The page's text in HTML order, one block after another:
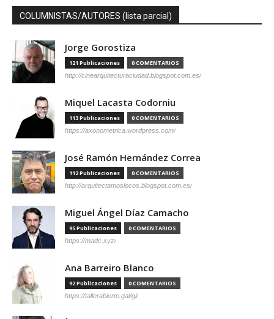
COLUMNISTAS/AUTORES (lista parcial)
Jorge Gorostiza
121 Publicaciones 0 COMENTARIOS
http://cinearquitecturaciudad.blogspot.com.es/
Miquel Lacasta Codorniu
113 Publicaciones 0 COMENTARIOS
https://axonometrica.wordpress.com/
José Ramón Hernández Correa
112 Publicaciones 0 COMENTARIOS
http://arquitectamoslocos.blogspot.com.es/
Miguel Ángel Díaz Camacho
95 Publicaciones 0 COMENTARIOS
https://madc.xyz/
Ana Barreiro Blanco
92 Publicaciones 0 COMENTARIOS
https://tallerabierto.gal/gl/